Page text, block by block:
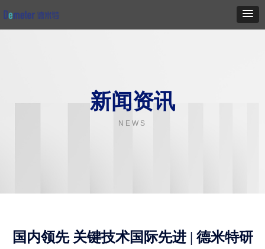
国内领先 关键技术国际先进 | 德米特研
新闻资讯
NEWS